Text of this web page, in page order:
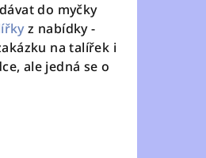
do myčky
z nabídky -
na talířek i
ale jedná se o